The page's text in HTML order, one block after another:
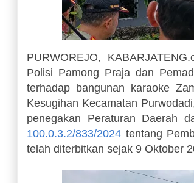
PURWOREJO,
Polisi Pamong Praja dan
terhadap bangunan karaoke
Kesugihan Kecamatan
penegakan Peraturan Daerah
100.0.3.2/833/2024 tentang
telah diterbitkan sejak 9 Oktober